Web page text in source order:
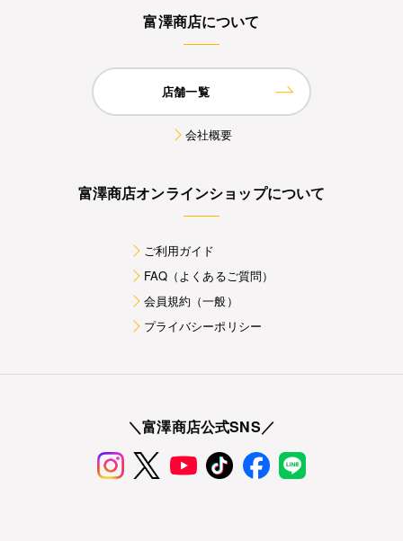
富澤商店について
店舗一覧
会社概要
富澤商店オンラインショップについて
ご利用ガイド
FAQ（よくあるご質問）
会員規約（一般）
プライバシーポリシー
＼富澤商店公式SNS／